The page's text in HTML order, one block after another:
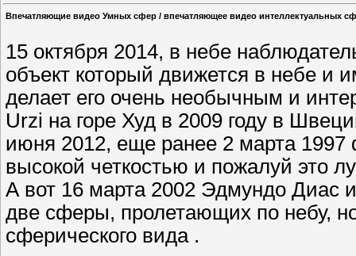
Впечатляющие видео Умных сфер / впечатляющее видео интеллектуальных
15 октября 2014, в небе
объект который движется в небе и
делает его очень необычным и
Urzi на горе Худ в 2009 году в
июня 2012, еще ранее 2 марта
высокой четкостью и пожалуй это
А вот 16 марта 2002 Эдмундо Диас
две сферы, пролетающих по небу,
сферического вида .